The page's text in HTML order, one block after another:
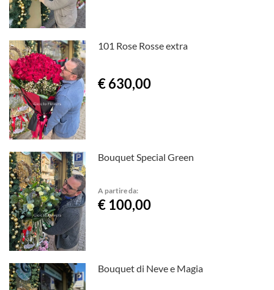
101 Rose Rosse extra
€ 630,00
Bouquet Special Green
A partire da:
€ 100,00
Bouquet di Neve e Magia